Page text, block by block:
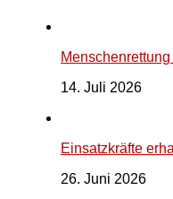
14. Juli 2026
Einsatzkräfte
26. Juni 2026